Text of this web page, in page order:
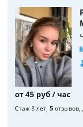
от 45 руб / час
Стаж 8 лет 5отзывов